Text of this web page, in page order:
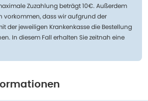
Zuzahlung beträgt 10€. Außerdem
vorkommen, dass wir aufgrund der
der jeweiligen Krankenkasse die Bestellung
In diesem Fall erhalten Sie zeitnah eine